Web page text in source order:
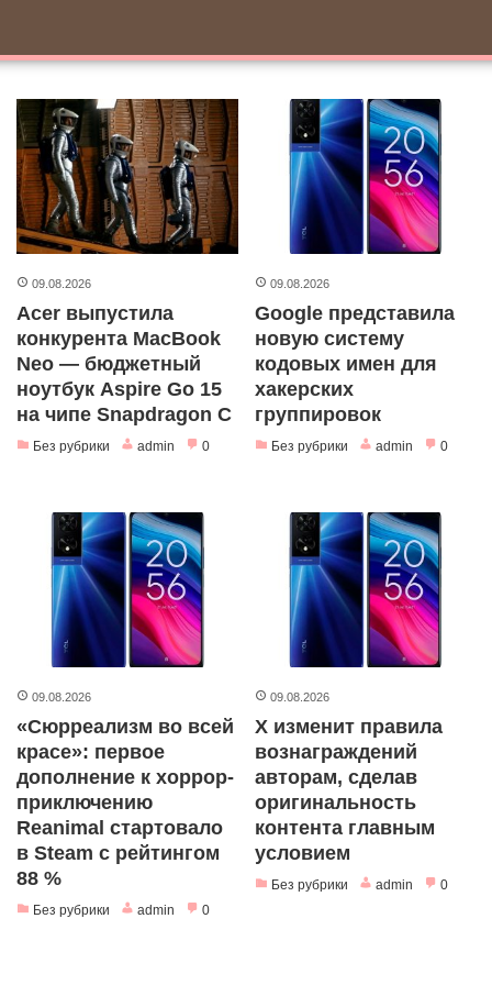
content
09.08.2026
Acer выпустила
конкурента MacBook
Neo — бюджетный
ноутбук Aspire Go 15
на чипе Snapdragon C
Без рубрики admin 0
09.08.2026
Google представила
новую систему
кодовых имен для
хакерских
группировок
Без рубрики admin 0
09.08.2026
«Сюрреализм во всей
красе»: первое
дополнение к хоррор-
приключению
Reanimal стартовало
в Steam с рейтингом
88 %
Без рубрики admin 0
09.08.2026
X изменит правила
вознаграждений
авторам, сделав
оригинальность
контента главным
условием
Без рубрики admin 0